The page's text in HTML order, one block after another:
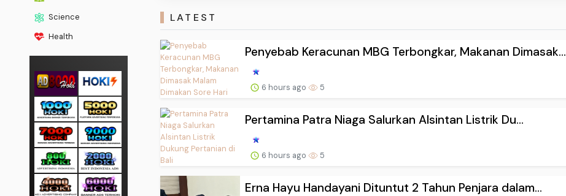
Science
Health
LATEST
Penyebab Keracunan MBG Terbongkar, Makanan Dimasak...
6 hours ago 5
Pertamina Patra Niaga Salurkan Alsintan Listrik Du...
6 hours ago 5
Erna Hayu Handayani Dituntut 2 Tahun Penjara dalam...